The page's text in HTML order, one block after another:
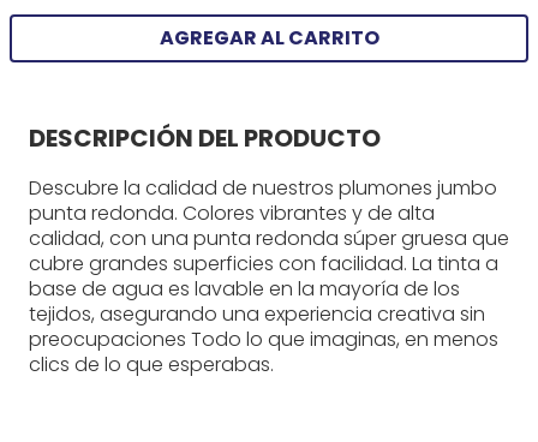
AGREGAR AL CARRITO
DESCRIPCIÓN DEL PRODUCTO
Descubre la calidad de nuestros plumones jumbo
punta redonda. Colores vibrantes y de alta
calidad, con una punta redonda súper gruesa que
cubre grandes superficies con facilidad. La tinta a
base de agua es lavable en la mayoría de los
tejidos, asegurando una experiencia creativa sin
preocupaciones Todo lo que imaginas, en menos
clics de lo que esperabas.